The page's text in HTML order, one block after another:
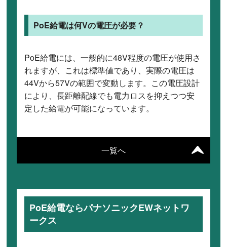
一覧へ
PoE給電は何Vの電圧が必要？
PoE給電には、一般的に48V程度の電圧が使用さ
れますが、これは標準値であり、実際の電圧は
44Vから57Vの範囲で変動します。この電圧設計
により、長距離配線でも電力ロスを抑えつつ安
定した給電が可能になっています。
PoE給電ならパナソニックEWネットワ
ークス